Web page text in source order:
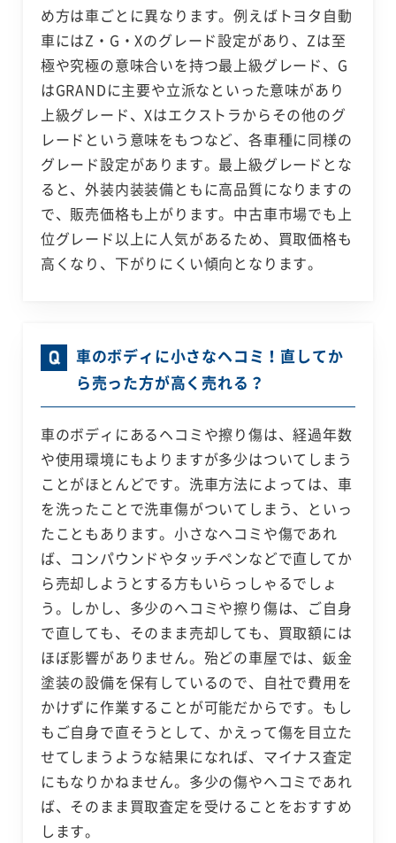
め方は車ごとに異なります。例えばトヨタ自動
車にはZ・G・Xのグレード設定があり、Zは至
極や究極の意味合いを持つ最上級グレード、G
はGRANDに主要や立派なといった意味があり
上級グレード、Xはエクストラからその他のグ
レードという意味をもつなど、各車種に同様の
グレード設定があります。最上級グレードとな
ると、外装内装装備ともに高品質になりますの
で、販売価格も上がります。中古車市場でも上
位グレード以上に人気があるため、買取価格も
高くなり、下がりにくい傾向となります。
車のボディに小さなヘコミ！直してか
ら売った方が高く売れる？
車のボディにあるヘコミや擦り傷は、経過年数
や使用環境にもよりますが多少はついてしまう
ことがほとんどです。洗車方法によっては、車
を洗ったことで洗車傷がついてしまう、といっ
たこともあります。小さなヘコミや傷であれ
ば、コンパウンドやタッチペンなどで直してか
ら売却しようとする方もいらっしゃるでしょ
う。しかし、多少のヘコミや擦り傷は、ご自身
で直しても、そのまま売却しても、買取額には
ほぼ影響がありません。殆どの車屋では、鈑金
塗装の設備を保有しているので、自社で費用を
かけずに作業することが可能だからです。もし
もご自身で直そうとして、かえって傷を目立た
せてしまうような結果になれば、マイナス査定
にもなりかねません。多少の傷やヘコミであれ
ば、そのまま買取査定を受けることをおすすめ
します。